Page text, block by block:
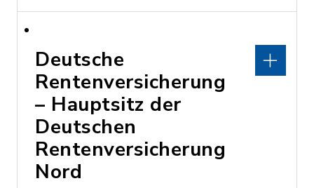
Deutsche
Rentenversicherung
– Hauptsitz der
Deutschen
Rentenversicherung
Nord